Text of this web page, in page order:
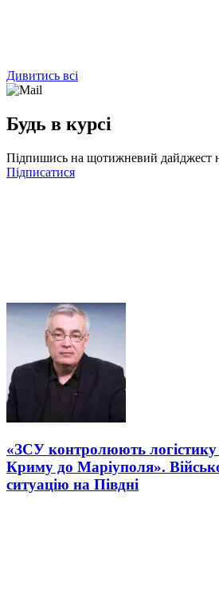
Дивитись всі
Будь в курсі
Підпишись на щотижневий дайджест
Підписатися
«ЗСУ контролюють логістику
Криму до Маріуполя».
ситуацію на Півдні